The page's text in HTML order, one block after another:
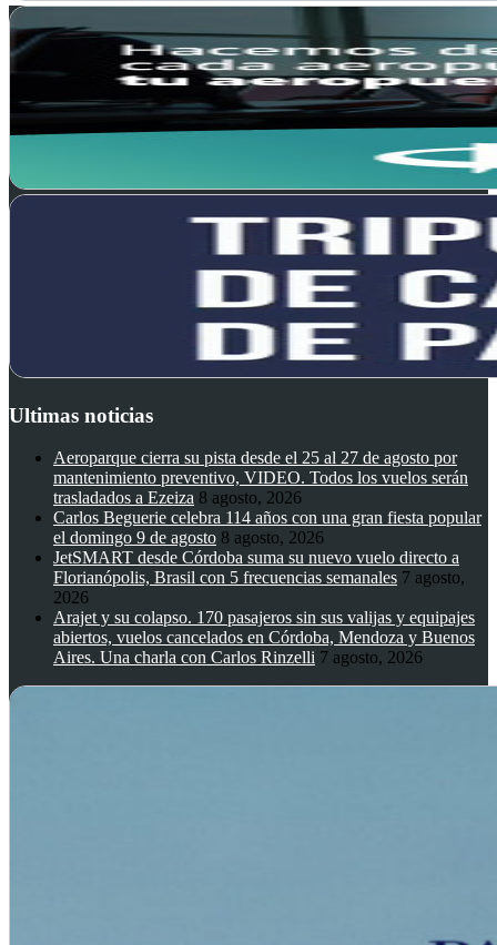
Ultimas noticias
Aeroparque cierra su pista desde el 25 al 27 de agosto por
mantenimiento preventivo, VIDEO. Todos los vuelos serán
trasladados a Ezeiza 8 agosto, 2026
Carlos Beguerie celebra 114 años con una gran fiesta popular
el domingo 9 de agosto 8 agosto, 2026
JetSMART desde Córdoba suma su nuevo vuelo directo a
Florianópolis, Brasil con 5 frecuencias semanales 7 agosto,
2026
Arajet y su colapso. 170 pasajeros sin sus valijas y equipajes
abiertos, vuelos cancelados en Córdoba, Mendoza y Buenos
Aires. Una charla con Carlos Rinzelli 7 agosto, 2026